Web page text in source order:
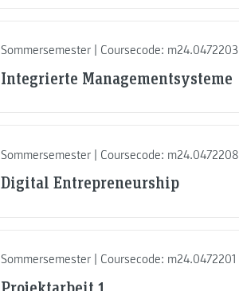
Sommersemester | Coursecode: m24.0472203
Integrierte Managementsysteme
Sommersemester | Coursecode: m24.0472208
Digital Entrepreneurship
Sommersemester | Coursecode: m24.0472201
Projektarbeit 1